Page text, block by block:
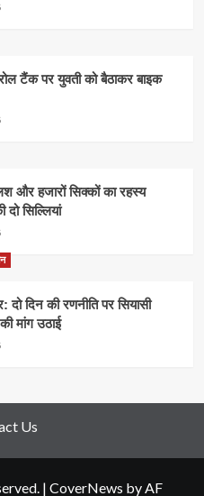
टैंक पर युवती को बैठाकर बाइक
और हजारों सिक्कों का रहस्य
दो सिल्लियां
दिन की रणनीति पर सियासी
मांग उठाई
Us
| CoverNews by AF